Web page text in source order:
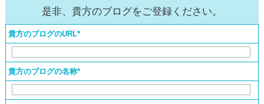
是非、貴方のブログをご登録ください。
貴方のブログのURL*
貴方のブログの名称*